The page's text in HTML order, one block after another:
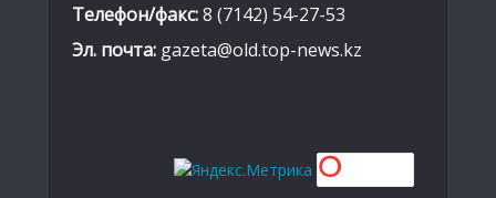
Телефон/факс:8 (7142) 54-27-53
Эл. почта: gazeta@old.top-news.kz